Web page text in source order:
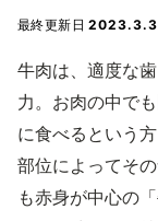
最終更新日
牛肉は、適度な
力。お肉の中で
に食べるという
部位によってそ
も赤身が中心の